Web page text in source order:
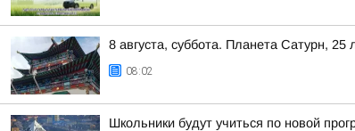
8 августа, суббота. Планета Сатурн,
08:02
Школьники будут учиться по новой